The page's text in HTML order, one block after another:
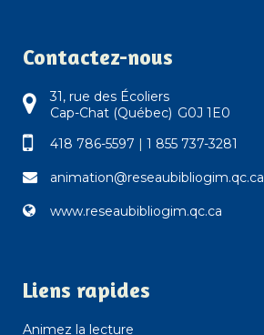
Contactez-nous
31, rue des Écoliers
Cap-Chat (Québec) G0J 1E0
418 786-5597 | 1 855 737-3281
animation@reseaubibliogim.qc.ca
www.reseaubibliogim.qc.ca
Liens rapides
Animez la lecture